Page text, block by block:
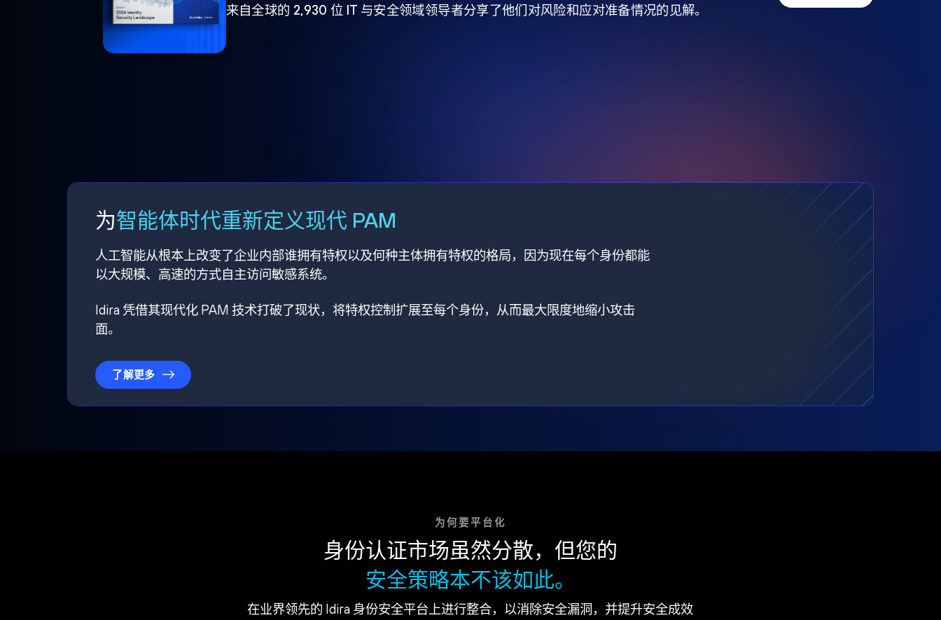
来自全球的 2,930 位 IT 与安全领域领导者分享了他们对风险和应对准备情况的见解。
为智能体时代重新定义现代 PAM
人工智能从根本上改变了企业内部谁拥有特权以及何种主体拥有特权的格局，因为现在每个身份都能
以大规模、高速的方式自主访问敏感系统。
Idira 凭借其现代化 PAM 技术打破了现状，将特权控制扩展至每个身份，从而最大限度地缩小攻击
面。
了解更多
为何要平台化
身份认证市场虽然分散，但您的
安全策略本不该如此。
在业界领先的 Idira 身份安全平台上进行整合，以消除安全漏洞，并提升安全成效